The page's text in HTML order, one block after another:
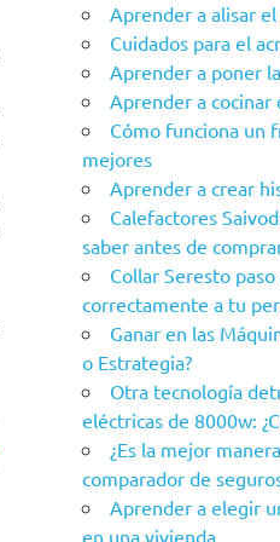
Aprender a alisar
Cuidados para el
Aprender a poner
Aprender a cocinar
Cómo funciona un
mejores
Aprender a crear
Calefactores
saber antes de
Collar Seresto
correctamente a tu
Ganar en las
o Estrategia?
Otra tecnología
eléctricas de 8000w:
¿Es la mejor
comparador de
Aprender a elegir
en una vivienda